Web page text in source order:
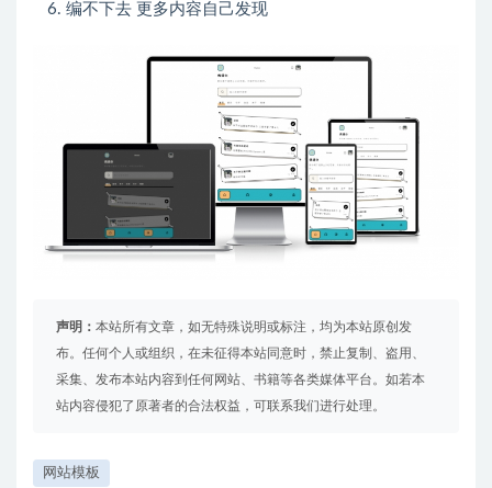
编不下去 更多内容自己发现
声明： 本站所有文章，如无特殊说明或标注，均为本站原创发
布。任何个人或组织，在未征得本站同意时，禁止复制、盗用、
采集、发布本站内容到任何网站、书籍等各类媒体平台。如若本
站内容侵犯了原著者的合法权益，可联系我们进行处理。
网站模板